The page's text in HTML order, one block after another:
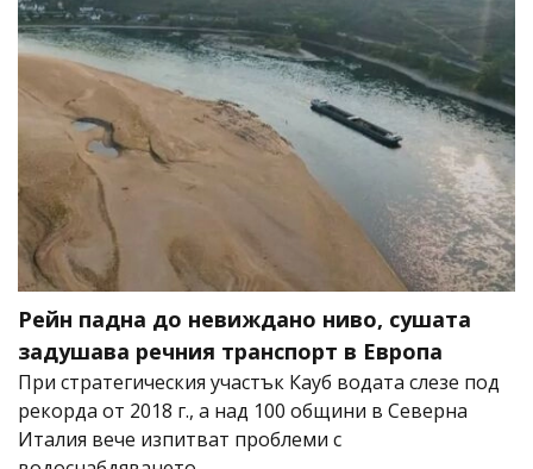
Рейн падна до невиждано ниво, сушата
задушава речния транспорт в Европа
При стратегическия участък Кауб водата слезе под
рекорда от 2018 г., а над 100 общини в Северна
Италия вече изпитват проблеми с